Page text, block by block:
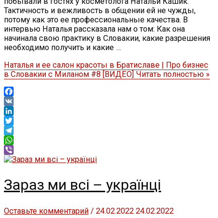
Тактичность и вежливость в общении ей не чужды,
потому как это ее профессиональные качества. В
интервью Наталья рассказала нам о том: Как она
начинала свою практику в Словакии, какие разрешения
необходимо получить и какие …
Наталья и ее салон красоты в Братиславе | Про бизнес
в Словакии с Миланом #8 [ВИДЕО] Читать полностью »
Facebook
VK
LinkedIn
Twitter
Telegram
WhatsApp
Viber
Зараз ми всі – українці
Оставьте комментарий / 24.02.2022 24.02.2022